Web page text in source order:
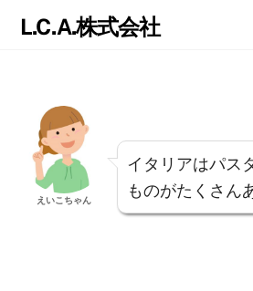
L.C.A.株式会社
えいこちゃん
イタリアはパス
ものがたくさん